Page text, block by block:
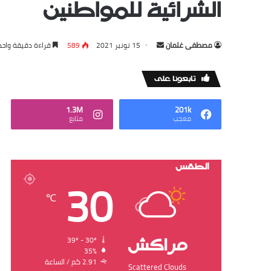
الشرائية للمواطنين
مصطفى ‏غلمان
Send
email
15 نونبر 2021 589 قراءة دقيقة
‏تابعونا على
201k
‏معجب
1.3M
‏متابع
الطقس
‏مراكش
Scattered Clouds
30
℃
35%
2.91 ‏كم / الساعة